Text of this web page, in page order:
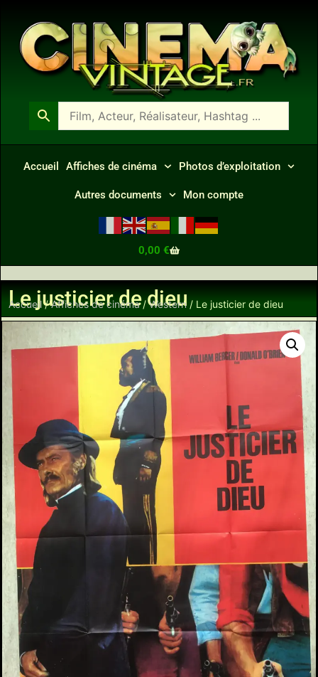
Accueil Affiches de cinéma Photos d’exploitation
Autres documents Mon compte
0,00 €
Le justicier de dieu
Accueil/Affiches de cinéma/Western / Le justicier de dieu